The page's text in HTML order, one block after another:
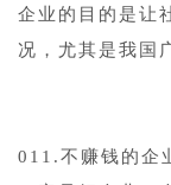
企业的目的是让
况，尤其是我国
011.不赚钱的企